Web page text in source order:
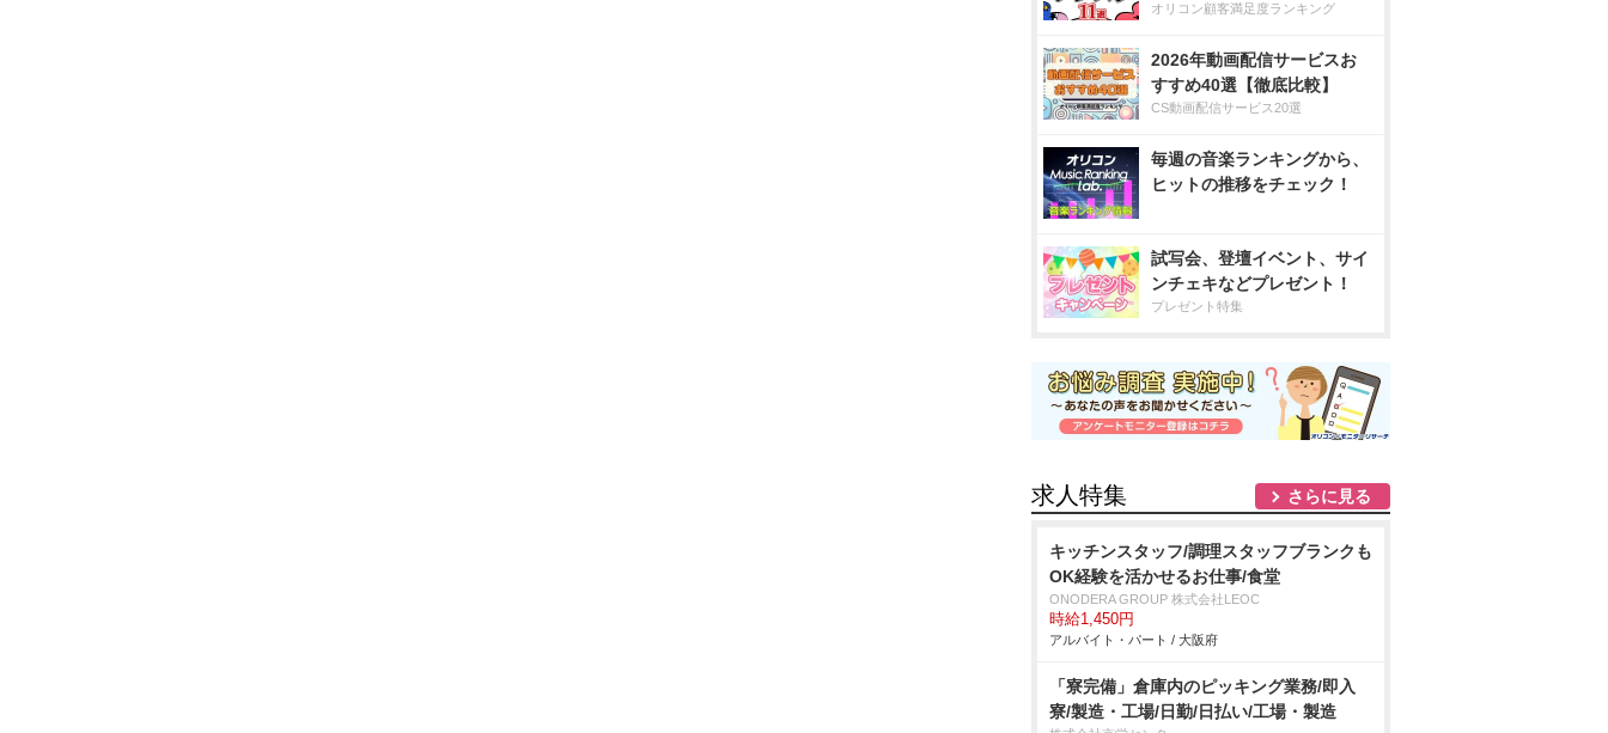
オリコン顧客満足度ランキング
2026年動画配信サービスお
すすめ40選【徹底比較】
CS動画配信サービス20選
毎週の音楽ランキングから、
ヒットの推移をチェック！
試写会、登壇イベント、サイ
ンチェキなどプレゼント！
プレゼント特集
求人特集 さらに見る
キッチンスタッフ/調理スタッフブランクも
OK経験を活かせるお仕事/食堂
ONODERA GROUP 株式会社LEOC
時給1,450円
アルバイト・パート / 大阪府
「寮完備」倉庫内のピッキング業務/即入
寮/製造・工場/日勤/日払い/工場・製造